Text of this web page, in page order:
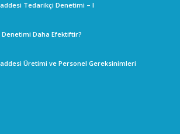
Tedarikçi Denetimi – I
Denetimi Daha Efektiftir?
Üretimi ve Personel Gereksinimleri